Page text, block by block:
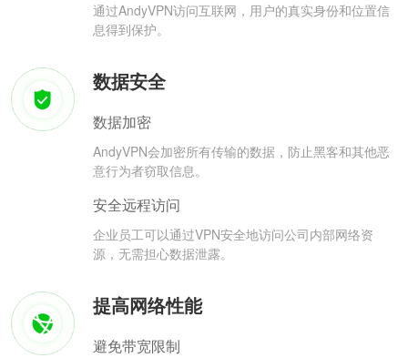
通过AndyVPN访问互联网，用户的真实身份和位置信
息得到保护。
数据安全
数据加密
AndyVPN会加密所有传输的数据，防止黑客和其他恶
意行为者窃取信息。
安全远程访问
企业员工可以通过VPN安全地访问公司内部网络资
源，无需担心数据泄露。
提高网络性能
避免带宽限制